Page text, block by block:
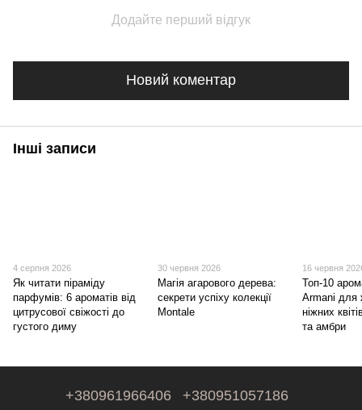
Додайте перший відгук
Новий коментар
Інші записи
4 серпня 2026
Як читати піраміду
парфумів: 6 ароматів від
цитрусової свіжості до
густого диму
30 червня 2026
Магія агарового дерева:
секрети успіху колекції
Montale
16 червня
Топ-10
Armani для
ніжних
та амбри
+380961966406 +380951057186